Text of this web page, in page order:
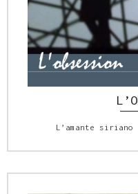
L’amante